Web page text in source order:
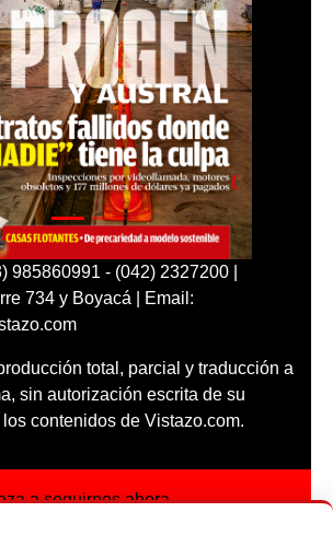
985860991 - (042) 2327200 |
734 y Boyacá | Email:
total, parcial y traducción a
sin autorización escrita de su
contenidos de Vistazo.com.
a seguirnos ahora